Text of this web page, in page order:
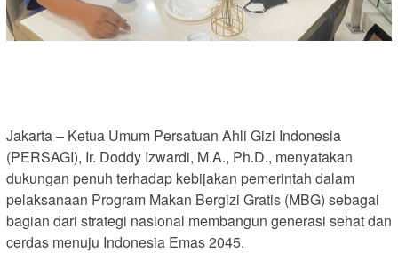
Jakarta – Ketua Umum Persatuan Ahli Gizi Indonesia
(PERSAGI), Ir. Doddy Izwardi, M.A., Ph.D., menyatakan
dukungan penuh terhadap kebijakan pemerintah dalam
pelaksanaan Program Makan Bergizi Gratis (MBG) sebagai
bagian dari strategi nasional membangun generasi sehat dan
cerdas menuju Indonesia Emas 2045.